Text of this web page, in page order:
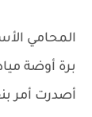
المحامي
برة أوضة
أصدرت أمر